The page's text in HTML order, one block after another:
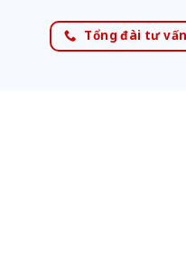
Tổng đài tư